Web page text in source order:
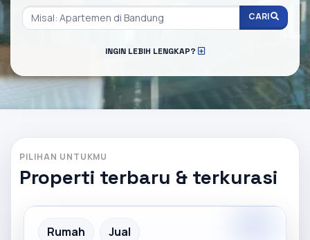
CARI
INGIN LEBIH LENGKAP?
PILIHAN UNTUKMU
Properti terbaru & terkurasi
Partner Ad
Rumah Jual